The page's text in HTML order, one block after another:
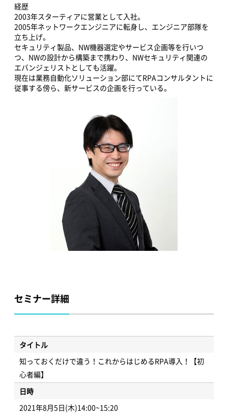
経歴
2003年スターティアに営業として入社。
2005年ネットワークエンジニアに転身し、エンジニア部隊を
立ち上げ。
セキュリティ製品、NW機器選定やサービス企画等を行いつ
つ、NWの設計から構築まで携わり、NWセキュリティ関連の
エバンジェリストとしても活躍。
現在は業務自動化ソリューション部にてRPAコンサルタントに
従事する傍ら、新サービスの企画を行っている。
セミナー詳細
タイトル
知っておくだけで違う！これからはじめるRPA導入！【初
心者編】
日時
2021年8月5日(木)14:00~15:20